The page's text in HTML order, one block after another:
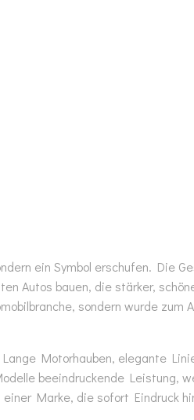
ein Symbol erschufen. Die
Autos bauen, die stärker,
sondern wurde zum
Motorhauben, elegante
beeindruckende Leistung,
Marke, die sofort Eindruck